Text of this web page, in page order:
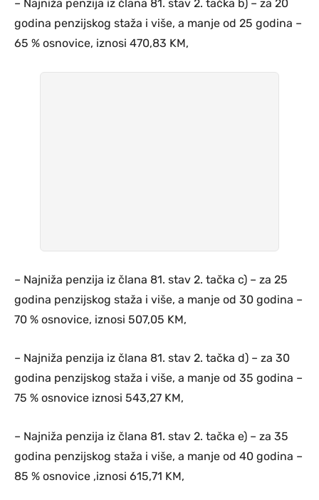
– Najniža penzija iz člana 81. stav 2. tačka b) – za 20
godina penzijskog staža i više, a manje od 25 godina –
65 % osnovice, iznosi 470,83 KM,
– Najniža penzija iz člana 81. stav 2. tačka c) – za 25
godina penzijskog staža i više, a manje od 30 godina –
70 % osnovice, iznosi 507,05 KM,
– Najniža penzija iz člana 81. stav 2. tačka d) – za 30
godina penzijskog staža i više, a manje od 35 godina –
75 % osnovice iznosi 543,27 KM,
– Najniža penzija iz člana 81. stav 2. tačka e) – za 35
godina penzijskog staža i više, a manje od 40 godina –
85 % osnovice ,iznosi 615,71 KM,